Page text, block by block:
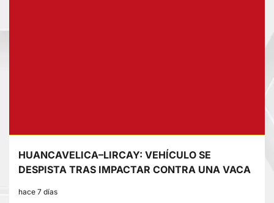
HUANCAVELICA–LIRCAY: VEHÍCULO SE
DESPISTA TRAS IMPACTAR CONTRA UNA VACA
hace 7 días